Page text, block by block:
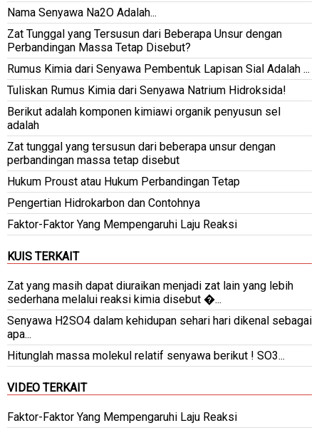
Nama Senyawa Na2O Adalah...
Zat Tunggal yang Tersusun dari Beberapa Unsur dengan
Perbandingan Massa Tetap Disebut?
Rumus Kimia dari Senyawa Pembentuk Lapisan Sial Adalah ...
Tuliskan Rumus Kimia dari Senyawa Natrium Hidroksida!
Berikut adalah komponen kimiawi organik penyusun sel
adalah
Zat tunggal yang tersusun dari beberapa unsur dengan
perbandingan massa tetap disebut
Hukum Proust atau Hukum Perbandingan Tetap
Pengertian Hidrokarbon dan Contohnya
Faktor-Faktor Yang Mempengaruhi Laju Reaksi
KUIS TERKAIT
Zat yang masih dapat diuraikan menjadi zat lain yang lebih
sederhana melalui reaksi kimia disebut �...
Senyawa H2SO4 dalam kehidupan sehari hari dikenal sebagai
apa​...
Hitunglah massa molekul relatif senyawa berikut ! SO3...
VIDEO TERKAIT
Faktor-Faktor Yang Mempengaruhi Laju Reaksi